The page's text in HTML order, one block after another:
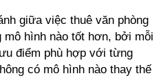
giữa việc thuê văn phòng
mô hình nào tốt hơn, bởi mỗi
điểm phù hợp với từng
có mô hình nào thay thế